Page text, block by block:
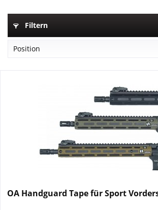
Filtern
OA Handguard Tape für Sport